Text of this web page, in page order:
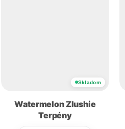
Skladom
Watermelon Zlushie
Terpény